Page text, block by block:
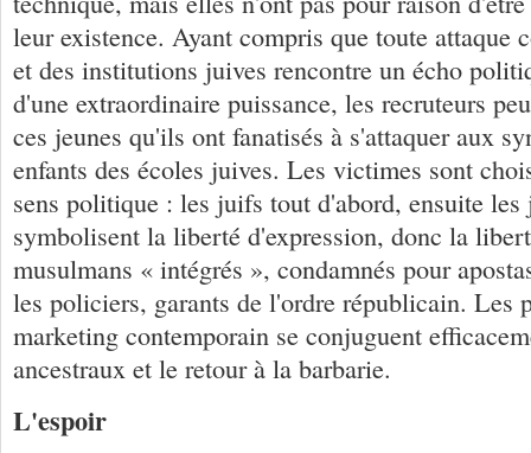
leur existence. Ayant compris que toute attaque
et des institutions juives rencontre un écho
d'une extraordinaire puissance, les recruteurs
ces jeunes qu'ils ont fanatisés à s'attaquer aux
enfants des écoles juives. Les victimes sont
sens politique : les juifs tout d'abord, ensuite
symbolisent la liberté d'expression, donc la
musulmans « intégrés », condamnés pour
les policiers, garants de l'ordre républicain. Les
marketing contemporain se conjuguent
ancestraux et le retour à la barbarie.
L'espoir